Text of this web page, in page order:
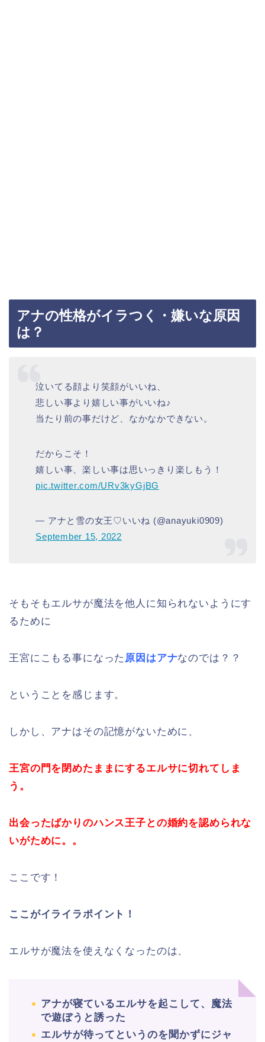
アナの性格がイラつく・嫌いな原因
は？
泣いてる顔より笑顔がいいね、
悲しい事より嬉しい事がいいね♪
当たり前の事だけど、なかなかできない。
だからこそ！
嬉しい事、楽しい事は思いっきり楽しもう！
pic.twitter.com/URv3kyGjBG
— アナと雪の女王♡いいね (@anayuki0909)
September 15, 2022
そもそもエルサが魔法を他人に知られないようにす
るために
王宮にこもる事になった 原因はアナなのでは？？
ということを感じます。
しかし、アナはその記憶がないために、
王宮の門を閉めたままにするエルサに切れてしま
う。
出会ったばかりのハンス王子との婚約を認められな
いがために。。
ここです！
ここがイライラポイント！
エルサが魔法を使えなくなったのは、
アナが寝ているエルサを起こして、魔法
で遊ぼうと誘った
エルサが待ってというのを聞かずにジャ